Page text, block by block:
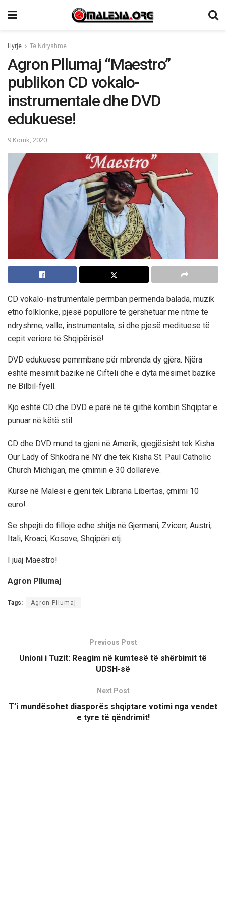
Hyrje Të Ndryshme
Agron Pllumaj “Maestro”
publikon CD vokalo-
instrumentale dhe DVD
edukuese!
9 Korrik, 2020
CD vokalo-instrumentale përmban përmenda balada, muzik
etno folklorike, pjesë popullore të gërshetuar me ritme të
ndryshme, valle, instrumentale, si dhe pjesë medituese të
cepit veriore të Shqipërisë!
DVD edukuese pemrmbane për mbrenda dy gjëra. Njëra
është mesimit bazike në Cifteli dhe e dyta mësimet bazike
në Bilbil-fyell.
Kjo është CD dhe DVD e parë në të gjithë kombin Shqiptar e
punuar në këtë stil.
CD dhe DVD mund ta gjeni në Amerik, gjegjësisht tek Kisha
Our Lady of Shkodra në NY dhe tek Kisha St. Paul Catholic
Church Michigan, me çmimin e 30 dollareve.
Kurse në Malesi e gjeni tek Libraria Libertas, çmimi 10
euro!
Se shpejti do filloje edhe shitja në Gjermani, Zvicerr, Austri,
Itali, Kroaci, Kosove, Shqipëri etj..
I juaj Maestro!
Agron Pllumaj
Tags: Agron Pllumaj
Previous Post
Unioni i Tuzit: Reagim në kumtesë të shërbimit të
UDSH-së
Next Post
T’i mundësohet diasporës shqiptare votimi nga vendet
e tyre të qëndrimit!